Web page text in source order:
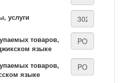
услуги
товаров,
языке
товаров,
языке